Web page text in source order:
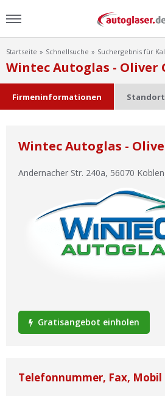
Menu
Home
Ratgeber
Werkstatt
Startseite Schnellsuche Suchergebnis für
Wintec Autoglas - Oliver
Firmeninformationen
Wintec Autoglas -
Andernacher Str. 240a, 56070
Gratisangebot einholen
Telefonnummer, Fax, Mobil